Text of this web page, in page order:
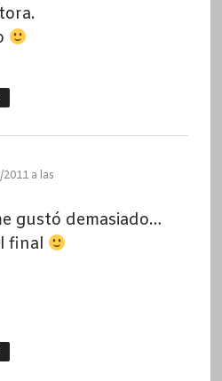
2011 a las
gustó demasiado…
final